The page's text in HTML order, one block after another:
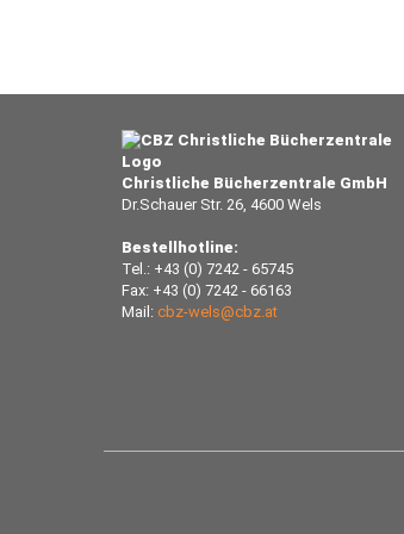
Christliche Bücherzentrale GmbH
Dr.Schauer Str. 26, 4600 Wels
Bestellhotline:
Tel.: +43 (0) 7242 - 65745
Fax: +43 (0) 7242 - 66163
Mail: cbz-wels@cbz.at